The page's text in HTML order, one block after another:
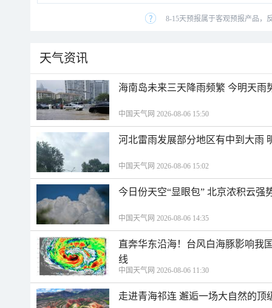
8-15天预报属于客观预报产品，
天气资讯
海南岛未来三天降雨频繁 今明天雨
中国天气网 2026-08-06 15:50
河北雷雨发展部分地区有中到大雨
中国天气网 2026-08-06 15:02
今日份天空“显眼包” 北京浓积云强
中国天气网 2026-08-06 14:35
直奔华东沿海！台风白海豚影响我
线
中国天气网 2026-08-06 11:30
走进青海祁连 邂逅一场大自然的顶